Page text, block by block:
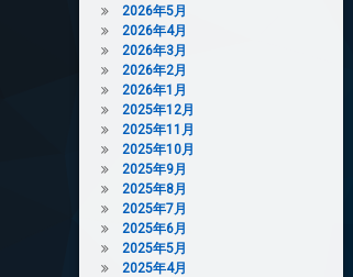
2026年5月
2026年4月
2026年3月
2026年2月
2026年1月
2025年12月
2025年11月
2025年10月
2025年9月
2025年8月
2025年7月
2025年6月
2025年5月
2025年4月